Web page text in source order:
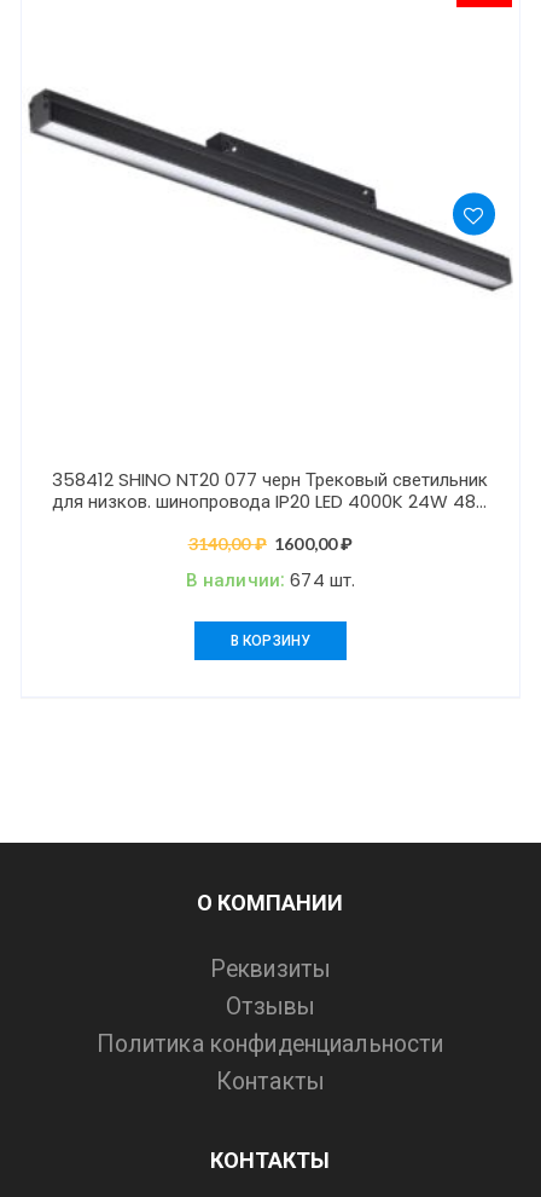
358412 SHINO NT20 077 черн Трековый светильник
для низков. шинопровода IP20 LED 4000K 24W 48V
3140,00₽ Первоначальная
цена
3140,00 ₽.
1600,00₽Текущая
В наличии:674 шт.
В КОРЗИНУ
О КОМПАНИИ
Реквизиты
Отзывы
Политика конфиденциальности
Контакты
КОНТАКТЫ